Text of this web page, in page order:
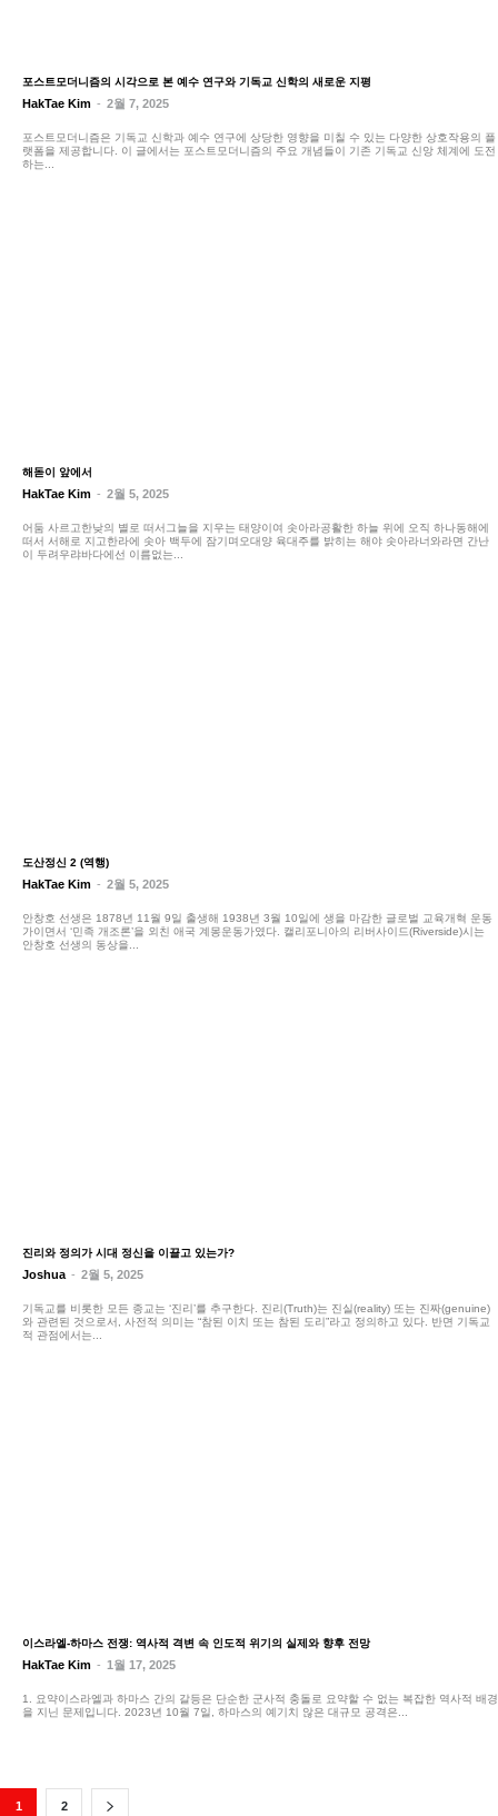
포스트모더니즘의 시각으로 본 예수 연구와 기독교 신학의 새로운 지평
HakTae Kim - 2월 7, 2025
포스트모더니즘은 기독교 신학과 예수 연구에 상당한 영향을 미칠 수 있는 다양한 상호작용의 플
랫폼을 제공합니다. 이 글에서는 포스트모더니즘의 주요 개념들이 기존 기독교 신앙 체계에 도전
하는...
해돋이 앞에서
HakTae Kim - 2월 5, 2025
어둠 사르고한낮의 별로 떠서그늘을 지우는 태양이여 솟아라공활한 하늘 위에 오직 하나동해에
떠서 서해로 지고한라에 솟아 백두에 잠기며오대양 육대주를 밝히는 해야 솟아라너와라면 간난
이 두려우랴바다에선 이름없는...
도산정신 2 (역행)
HakTae Kim - 2월 5, 2025
안창호 선생은 1878년 11월 9일 출생해 1938년 3월 10일에 생을 마감한 글로벌 교육개혁 운동
가이면서 ‘민족 개조론’을 외친 애국 계몽운동가였다. 캘리포니아의 리버사이드(Riverside)시는
안창호 선생의 동상을...
진리와 정의가 시대 정신을 이끌고 있는가?
Joshua - 2월 5, 2025
기독교를 비롯한 모든 종교는 ‘진리’를 추구한다. 진리(Truth)는 진실(reality) 또는 진짜(genuine)
와 관련된 것으로서, 사전적 의미는 “참된 이치 또는 참된 도리”라고 정의하고 있다. 반면 기독교
적 관점에서는...
이스라엘-하마스 전쟁: 역사적 격변 속 인도적 위기의 실제와 향후 전망
HakTae Kim - 1월 17, 2025
1. 요약이스라엘과 하마스 간의 갈등은 단순한 군사적 충돌로 요약할 수 없는 복잡한 역사적 배경
을 지닌 문제입니다. 2023년 10월 7일, 하마스의 예기치 않은 대규모 공격은...
1 2